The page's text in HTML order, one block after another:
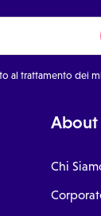
al trattamento dei
About
Chi